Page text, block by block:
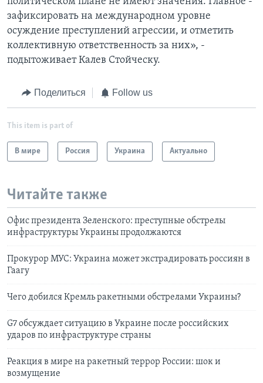
зафиксировать на международном уровне
осуждение преступлений агрессии, и отметить
коллективную ответственность за них», -
подытоживает Калев Стойческу.
Поделиться Follow us
This item is part of
В мире Россия Украина Актуально
Читайте также
Офис президента Зеленского: преступные обстрелы
инфраструктуры Украины продолжаются
Прокурор МУС: Украина может экстрадировать россиян в
Гаагу
Чего добился Кремль ракетными обстрелами Украины?
G7 обсуждает ситуацию в Украине после российских
ударов по инфраструктуре страны
Реакция в мире на ракетный террор России: шок и
возмущение